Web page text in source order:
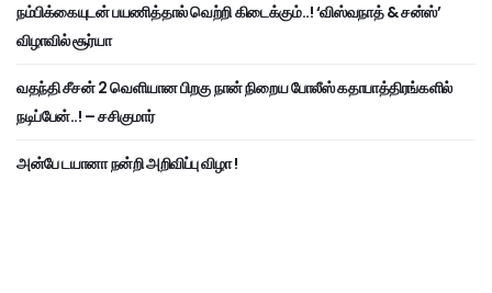
நம்பிக்கையுடன் பயணித்தால் வெற்றி கிடைக்கும்..! ‘விஸ்வநாத் & சன்ஸ்’
விழாவில் சூர்யா
வதந்தி சீசன் 2 வெளியான பிறகு நான் நிறைய போலீஸ் கதாபாத்திரங்களில்
நடிப்பேன்..! – சசிகுமார்
அன்பே டயானா நன்றி அறிவிப்பு விழா !